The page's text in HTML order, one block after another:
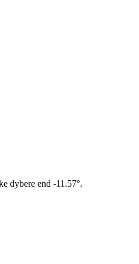
dybere end -11.57°.